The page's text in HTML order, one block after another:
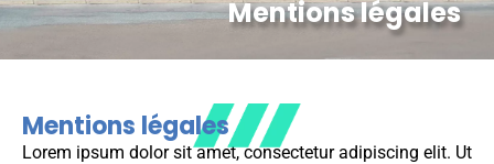
Mentions légales
Mentions légales
Lorem ipsum dolor sit amet, consectetur adipiscing elit. Ut